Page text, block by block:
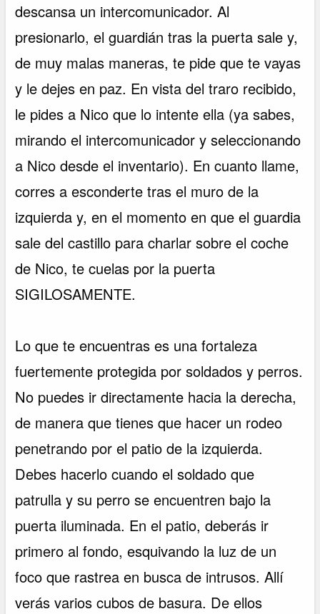
descansa un intercomunicador. Al
presionarlo, el guardián tras la puerta sale y,
de muy malas maneras, te pide que te vayas
y le dejes en paz. En vista del traro recibido,
le pides a Nico que lo intente ella (ya sabes,
mirando el intercomunicador y seleccionando
a Nico desde el inventario). En cuanto llame,
corres a esconderte tras el muro de la
izquierda y, en el momento en que el guardia
sale del castillo para charlar sobre el coche
de Nico, te cuelas por la puerta
SIGILOSAMENTE.
Lo que te encuentras es una fortaleza
fuertemente protegida por soldados y perros.
No puedes ir directamente hacia la derecha,
de manera que tienes que hacer un rodeo
penetrando por el patio de la izquierda.
Debes hacerlo cuando el soldado que
patrulla y su perro se encuentren bajo la
puerta iluminada. En el patio, deberás ir
primero al fondo, esquivando la luz de un
foco que rastrea en busca de intrusos. Allí
verás varios cubos de basura. De ellos